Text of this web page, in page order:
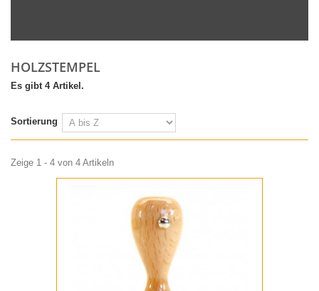
HOLZSTEMPEL
Es gibt 4 Artikel.
Sortierung
Zeige 1 - 4 von 4 Artikeln